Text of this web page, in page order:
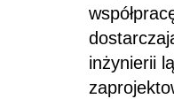
inżynierii